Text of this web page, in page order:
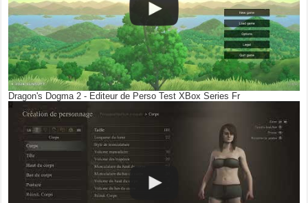
Dragon's Dogma 2 - Editeur de Perso Test XBox Series Fr